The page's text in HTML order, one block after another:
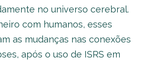
no universo cerebral.
com humanos, esses
as mudanças nas conexões
após o uso de ISRS em